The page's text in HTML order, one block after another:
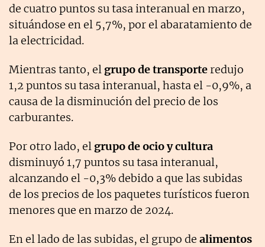
de cuatro puntos su tasa interanual en marzo,
situándose en el 5,7%, por el abaratamiento de
la electricidad.
Mientras tanto, el grupo de transporteredujo
1,2 puntos su tasa interanual, hasta el -0,9%, a
causa de la disminución del precio de los
carburantes.
Por otro lado, el grupo de ocio y cultura
disminuyó 1,7 puntos su tasa interanual,
alcanzando el -0,3% debido a que las subidas
de los precios de los paquetes turísticos fueron
menores que en marzo de 2024.
En el lado de las subidas, el grupo de alimentos